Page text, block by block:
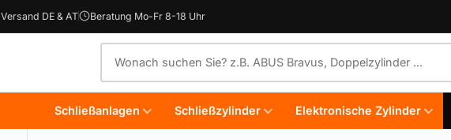
Versand DE & AT Beratung Mo-Fr 8-18 Uhr
Schließanlagen Schließzylinder Elektronische Zylinder